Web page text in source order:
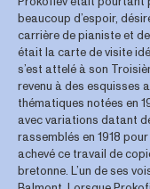
beaucoup d’espoir,
carrière de pianiste et
était la carte de visite
s’est attelé à son
revenu à des esquisses
thématiques notées en
avec variations datant
rassemblés en 1918
achevé ce travail de
bretonne. L’un de ses